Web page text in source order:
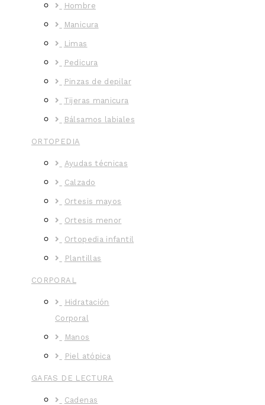
Hombre
Manicura
Limas
Pedicura
Pinzas de depilar
Tijeras manicura
Bálsamos labiales
ORTOPEDIA
Ayudas técnicas
Calzado
Ortesis mayos
Ortesis menor
Ortopedia infantil
Plantillas
CORPORAL
Hidratación
Corporal
Manos
Piel atópica
GAFAS DE LECTURA
Cadenas